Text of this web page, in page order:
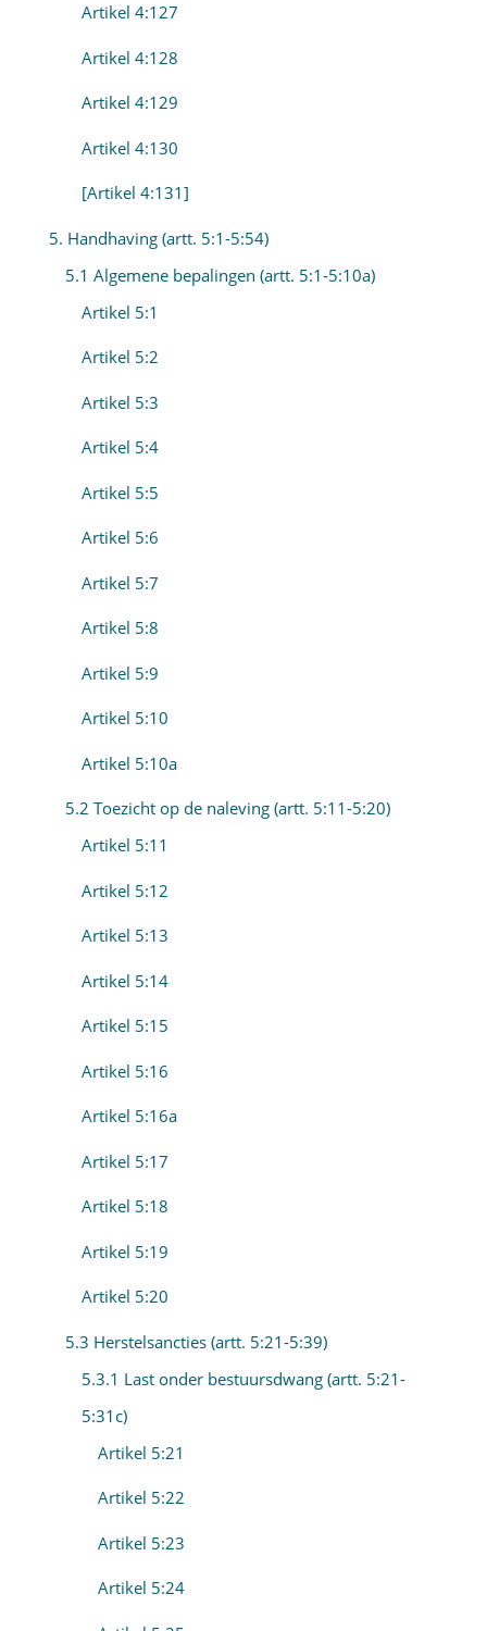
Artikel 4:127
Artikel 4:128
Artikel 4:129
Artikel 4:130
[Artikel 4:131]
5. Handhaving (artt. 5:1-5:54)
5.1 Algemene bepalingen (artt. 5:1-5:10a)
Artikel 5:1
Artikel 5:2
Artikel 5:3
Artikel 5:4
Artikel 5:5
Artikel 5:6
Artikel 5:7
Artikel 5:8
Artikel 5:9
Artikel 5:10
Artikel 5:10a
5.2 Toezicht op de naleving (artt. 5:11-5:20)
Artikel 5:11
Artikel 5:12
Artikel 5:13
Artikel 5:14
Artikel 5:15
Artikel 5:16
Artikel 5:16a
Artikel 5:17
Artikel 5:18
Artikel 5:19
Artikel 5:20
5.3 Herstelsancties (artt. 5:21-5:39)
5.3.1 Last onder bestuursdwang (artt. 5:21-
5:31c)
Artikel 5:21
Artikel 5:22
Artikel 5:23
Artikel 5:24